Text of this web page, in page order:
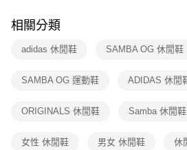
※ 交易是否成功請以「AFTEE先享後付 」之結
是否繳費成功／繳費後需取消欲退款等相關疑
客戶支援中心」https://
１．透過由恩沛科技股份有限公司提供之「
權轉讓予恩沛科技股份有限公司。
３．未成年的使用者請事先徵得法定代理人或
相關分類
adidas 休閒鞋 SAMBA OG 休閒鞋
SAMBA OG 運動鞋 ADIDAS 休閒
ORIGINALS 休閒鞋 Samba 休閒鞋
女性 休閒鞋 男女 休閒鞋 休